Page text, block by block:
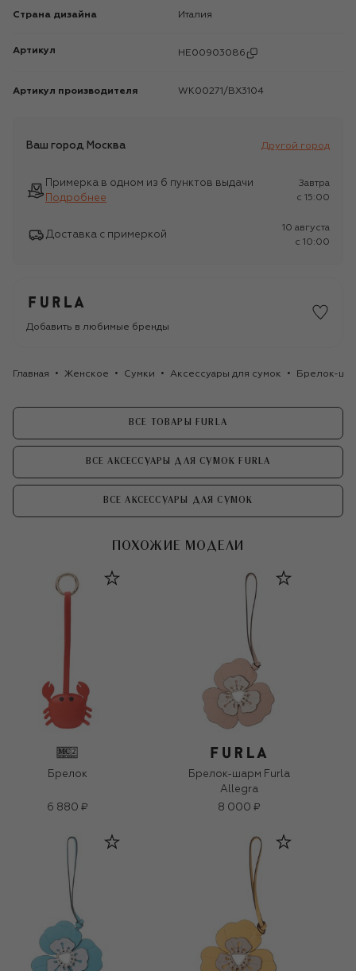
Страна дизайна Италия
Артикул HE00903086
Артикул производителя WK00271/BX3104
Ваш город Москва Другой город
Примерка в одном из 6 пунктов выдачи
Подробнее
Завтра
c 15:00
Доставка с примеркой
10 августа
c 10:00
Добавить в любимые бренды
Главная Женское Сумки Аксессуары для сумок Брелок-
ВСЕ ТОВАРЫ FURLA
ВСЕ АКСЕССУАРЫ ДЛЯ СУМОК FURLA
ВСЕ АКСЕССУАРЫ ДЛЯ СУМОК
ПОХОЖИЕ МОДЕЛИ
Брелок
6 880 ₽
Брелок-шарм Furla
Allegra
8 000 ₽